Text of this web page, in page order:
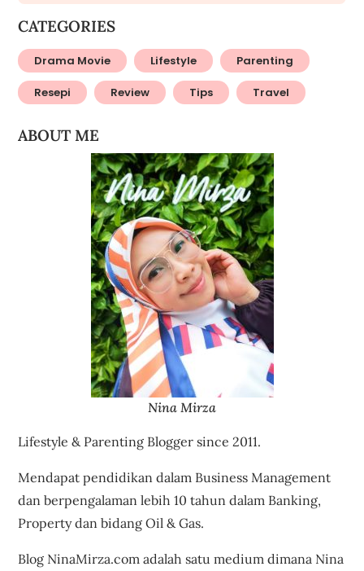
CATEGORIES
Drama Movie Lifestyle Parenting
Resepi Review Tips Travel
ABOUT ME
Nina Mirza
Lifestyle & Parenting Blogger since 2011.
Mendapat pendidikan dalam Business Management
dan berpengalaman lebih 10 tahun dalam Banking,
Property dan bidang Oil & Gas.
Blog NinaMirza.com adalah satu medium dimana Nina